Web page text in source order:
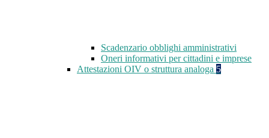
Scadenzario obblighi amministrativi
Oneri informativi per cittadini e imprese
Attestazioni OIV o struttura analoga 5